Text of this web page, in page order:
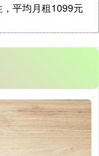
平均月租1099元